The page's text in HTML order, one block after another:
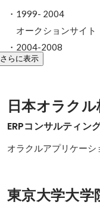
・1999- 2004
オークションサイト
・2004-2008
さらに表示
日本オラク
ERPコンサルティン
オラクルアプリケー
東京大学大